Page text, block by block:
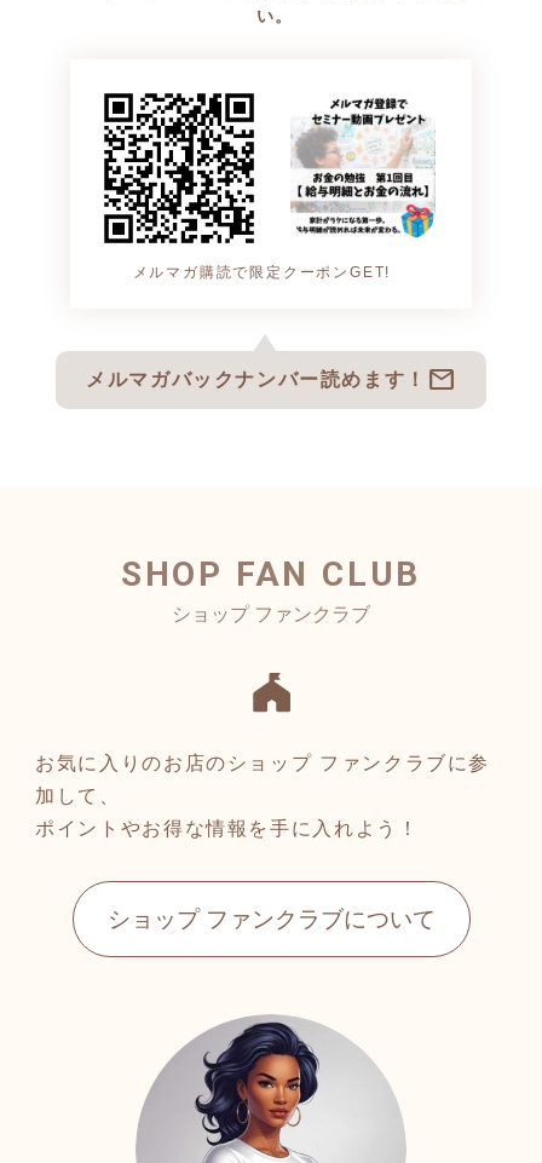
い。
メルマガ購読で限定クーポンGET!
メルマガバックナンバー読めます！ mail
SHOP FAN CLUB
お気に入りのお店のショップ ファンクラブに参
加して、
ポイントやお得な情報を手に入れよう！
ショップ ファンクラブについて